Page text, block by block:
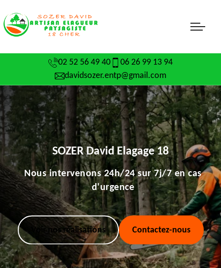
02 52 56 49 40
06 26 99 13 94
davidsozer.entp@gmail.com
SOZER David Elagage 18
Nous intervenons 24h/24 sur 7j/7 en cas
d'urgence
Voir nos réalisations Contactez-nous